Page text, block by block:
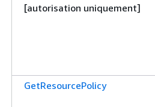
[autorisation uniquement]
GetResourcePolicy